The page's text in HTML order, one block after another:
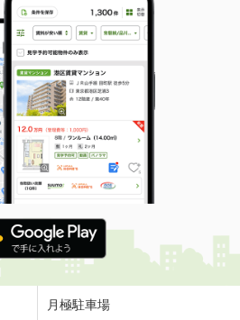
月極駐車場